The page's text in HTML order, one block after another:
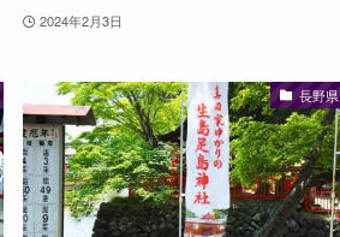
2024年2月3日
長野県